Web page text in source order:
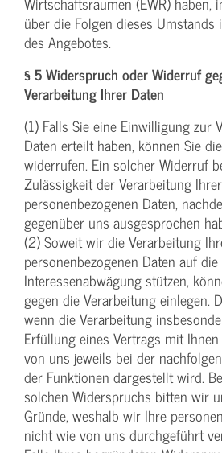
über die Folgen dieses
des Angebotes.
§ 5 Widerspruch oder Widerruf
Verarbeitung Ihrer Daten
(1) Falls Sie eine Einwilligung zur
Daten erteilt haben, können Sie
widerrufen. Ein solcher Widerruf
Zulässigkeit der Verarbeitung Ihrer
personenbezogenen Daten,
gegenüber uns ausgesprochen
(2) Soweit wir die Verarbeitung
personenbezogenen Daten auf die
Interessenabwägung stützen,
gegen die Verarbeitung einlegen.
wenn die Verarbeitung
Erfüllung eines Vertrags mit
von uns jeweils bei der
der Funktionen dargestellt wird.
solchen Widerspruchs bitten wir
Gründe, weshalb wir Ihre
nicht wie von uns durchgeführt